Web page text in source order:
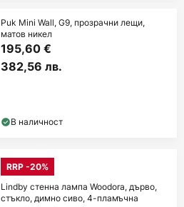
Puk Mini Wall, G9, прозрачни лещи,
матов никел
195,60 €
382,56 лв.
В наличност
RRP -20%
Lindby стенна лампа Woodora, дърво,
стъкло, димно сиво, 4-пламъчна